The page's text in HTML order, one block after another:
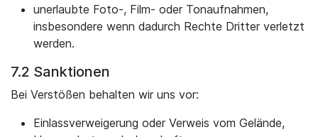
unerlaubte Foto-, Film- oder Tonaufnahmen,
insbesondere wenn dadurch Rechte Dritter verletzt
werden.
7.2 Sanktionen
Bei Verstößen behalten wir uns vor:
Einlassverweigerung oder Verweis vom Gelände,